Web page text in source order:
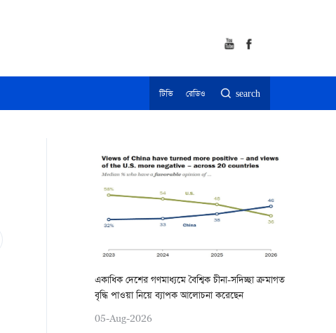
টিভি রেডিও search
একাধিক দেশের গণমাধ্যমে বৈশ্বিক চীনা-সদিচ্ছা ক্রমাগত
বৃদ্ধি পাওয়া নিয়ে ব্যাপক আলোচনা করেছেন
05-Aug-2026